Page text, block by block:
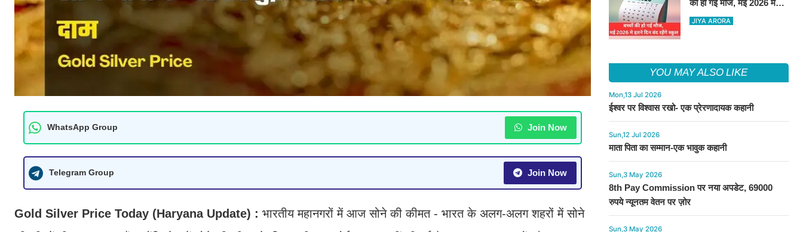
WhatsApp Group Join Now
Telegram Group Join Now
Gold Silver Price Today (Haryana Update) : भारतीय महानगरों में आज सोने की कीमत - भारत के अलग-अलग शहरों में सोने
की हो गई मौज, मई 2026 मे
इतने दिन बंद रहेंगे स्कूल
JIYA ARORA
YOU MAY ALSO LIKE
Mon,13 Jul 2026
ईश्वर पर विश्वास रखो- एक प्रेरणादायक कहानी
Sun,12 Jul 2026
माता पिता का सम्मान-एक भावुक कहानी
Sun,3 May 2026
8th Pay Commission पर नया अपडेट, 69000
रुपये न्यूनतम वेतन पर ज़ोर
Sun,3 May 2026